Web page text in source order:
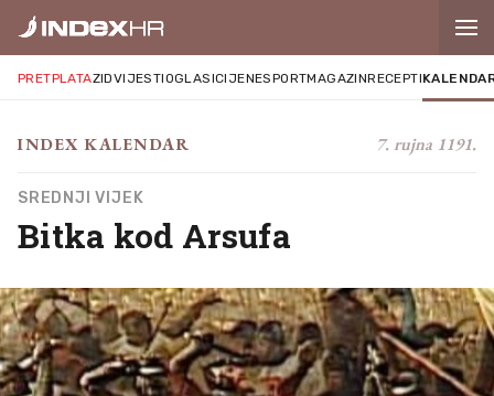
PRETPLATAZIDVIJESTIOGLASICIJENESPORTMAGAZINRECEPTI
INDEX KALENDAR 7. rujna 1191.
SREDNJI VIJEK
Bitka kod Arsufa